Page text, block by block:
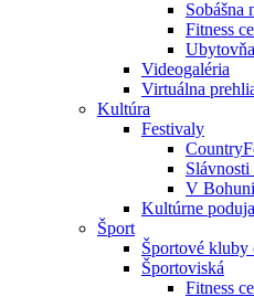
Sobášna
Fitness
Videogaléria
Virtuálna
Kultúra
Festivaly
V
Kultúrne
Šport
Športové kluby
Športoviská
Fitness